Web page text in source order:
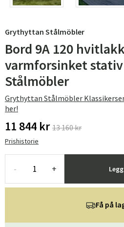
Grythyttan Stålmöbler
Bord 9A 120
varmforsinket
Stålmöbler
Grythyttan Stålmöbler
her!
11 844 kr 13 160 kr
Prishistorie
- +
Få på